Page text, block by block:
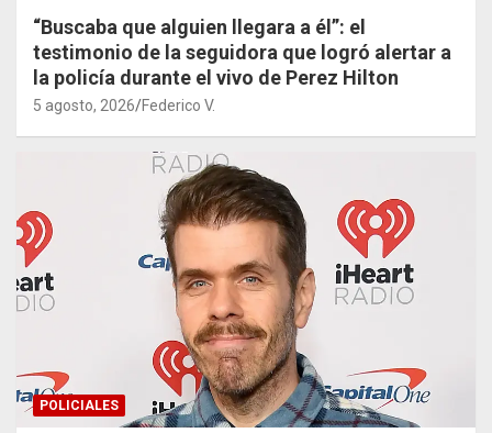
“Buscaba que alguien llegara a él”: el
testimonio de la seguidora que logró alertar a
la policía durante el vivo de Perez Hilton
5 agosto, 2026 Federico V.
POLICIALES